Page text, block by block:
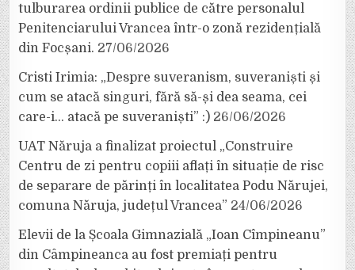
tulburarea ordinii publice de către personalul
Penitenciarului Vrancea într-o zonă rezidențială
din Focșani. 27/06/2026
Cristi Irimia: „Despre suveranism, suveraniști și
cum se atacă singuri, fără să-și dea seama, cei
care-i… atacă pe suveraniști” :) 26/06/2026
UAT Năruja a finalizat proiectul „Construire
Centru de zi pentru copiii aflați în situație de risc
de separare de părinți în localitatea Podu Nărujei,
comuna Năruja, județul Vrancea” 24/06/2026
Elevii de la Școala Gimnazială „Ioan Cîmpineanu”
din Câmpineanca au fost premiați pentru